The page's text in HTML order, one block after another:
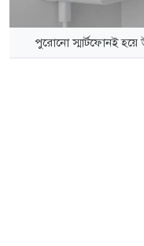
পুরোনো স্মার্টফোনই হয়ে